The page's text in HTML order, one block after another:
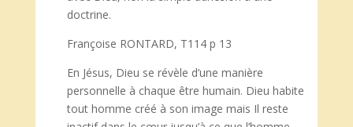
doctrine.
Françoise RONTARD, T114 p 13
En Jésus, Dieu se révèle d’une manière
personnelle à chaque être humain. Dieu habite
tout homme créé à son image mais Il reste